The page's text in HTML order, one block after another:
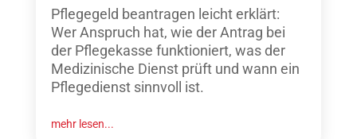
Pflegegeld beantragen leicht erklärt:
Wer Anspruch hat, wie der Antrag bei
der Pflegekasse funktioniert, was der
Medizinische Dienst prüft und wann ein
Pflegedienst sinnvoll ist.
mehr lesen...